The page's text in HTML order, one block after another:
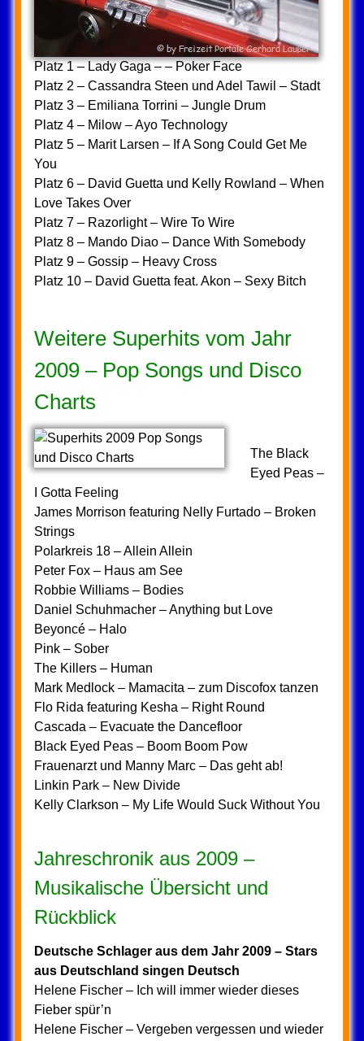
Platz 1 – Lady Gaga – – Poker Face
Platz 2 – Cassandra Steen und Adel Tawil – Stadt
Platz 3 – Emiliana Torrini – Jungle Drum
Platz 4 – Milow – Ayo Technology
Platz 5 – Marit Larsen – If A Song Could Get Me
You
Platz 6 – David Guetta und Kelly Rowland – When
Love Takes Over
Platz 7 – Razorlight – Wire To Wire
Platz 8 – Mando Diao – Dance With Somebody
Platz 9 – Gossip – Heavy Cross
Platz 10 – David Guetta feat. Akon – Sexy Bitch
Weitere Superhits vom Jahr
2009 – Pop Songs und Disco
Charts
The Black
Eyed Peas –
I Gotta Feeling
James Morrison featuring Nelly Furtado – Broken
Strings
Polarkreis 18 – Allein Allein
Peter Fox – Haus am See
Robbie Williams – Bodies
Daniel Schuhmacher – Anything but Love
Beyoncé – Halo
Pink – Sober
The Killers – Human
Mark Medlock – Mamacita – zum Discofox tanzen
Flo Rida featuring Kesha – Right Round
Cascada – Evacuate the Dancefloor
Black Eyed Peas – Boom Boom Pow
Frauenarzt und Manny Marc – Das geht ab!
Linkin Park – New Divide
Kelly Clarkson – My Life Would Suck Without You
Jahreschronik aus 2009 –
Musikalische Übersicht und
Rückblick
Deutsche Schlager aus dem Jahr 2009 – Stars
aus Deutschland singen Deutsch
Helene Fischer – Ich will immer wieder dieses
Fieber spür’n
Helene Fischer – Vergeben vergessen und wieder